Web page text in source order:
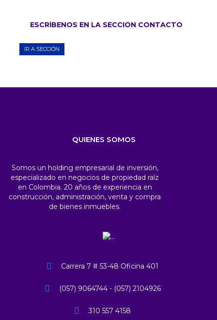
ESCRÍBENOS EN LA SECCIÓN CONTACTO
IR A SECCIÓN
QUIENES SOMOS
Somos un holding empresarial de inversión,
especializado en negocios de propiedad raíz
en Colombia. 20 años de experiencia en
construcción, administración, venta y compra
de bienes inmuebles.
Carrera 7 # 53-48 Oficina 401
(057) 9064744 - (057) 2104926
310 557 4158